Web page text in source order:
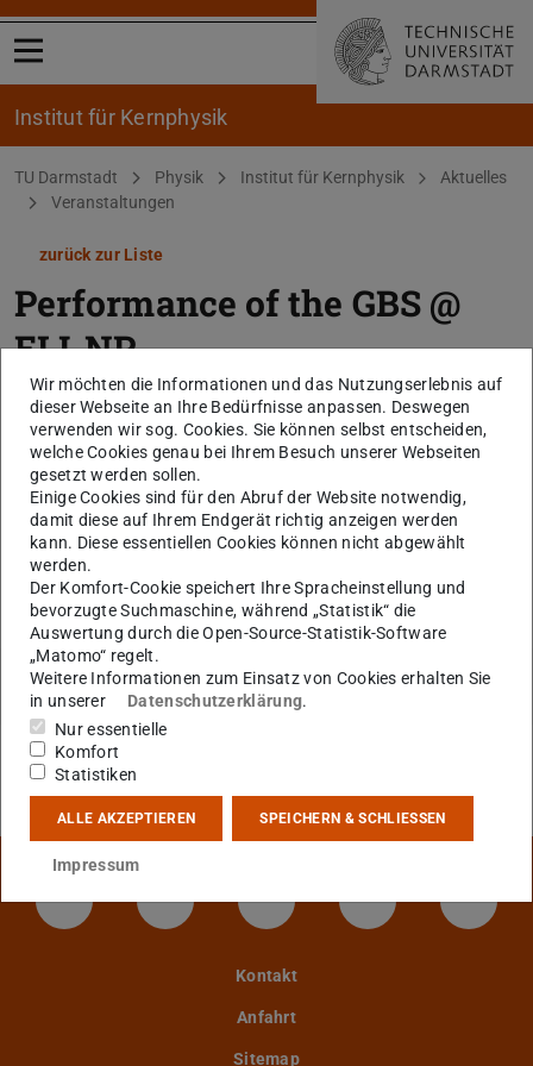
Menü öffnen
Institut für Kernphysik
Sie befinden sich hier:
TU Darmstadt Physik Institut für Kernphysik
Aktuelles
Veranstaltungen
zurück zur Liste
Performance of the GBS @
ELI-NP
Spezielles LINAC Palaver (IKP Hörsaal)
23.06.2026
Dr. Quitmann (Research Instruments GmbH)
KONTAKT
LinkedIn-Seite der TU Darmstadt
Instagram-Kanal der TU
Bluesky-Kanal der TU
Facebook-
Kontakt
Anfahrt
Sitemap
Wir möchten die Informationen und das Nutzungserlebnis auf
dieser Webseite an Ihre Bedürfnisse anpassen. Deswegen
verwenden wir sog. Cookies. Sie können selbst entscheiden,
welche Cookies genau bei Ihrem Besuch unserer Webseiten
gesetzt werden sollen.
Einige Cookies sind für den Abruf der Website notwendig,
damit diese auf Ihrem Endgerät richtig anzeigen werden
kann. Diese essentiellen Cookies können nicht abgewählt
werden.
Der Komfort-Cookie speichert Ihre Spracheinstellung und
bevorzugte Suchmaschine, während „Statistik“ die
Auswertung durch die Open-Source-Statistik-Software
„Matomo“ regelt.
Weitere Informationen zum Einsatz von Cookies erhalten Sie
in unserer
Datenschutzerklärung.
Nur essentielle
Komfort
Statistiken
ALLE AKZEPTIEREN SPEICHERN & SCHLIESSEN
Impressum